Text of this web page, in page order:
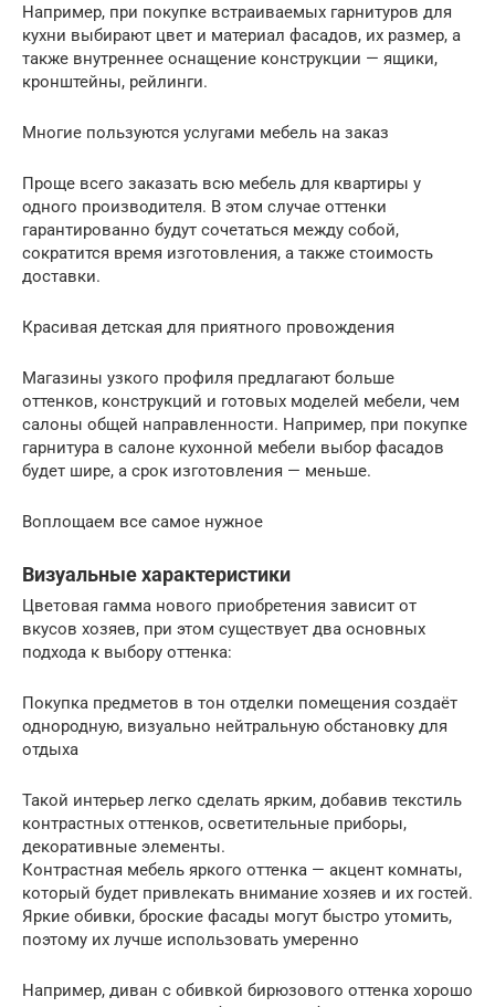
Например, при покупке встраиваемых гарнитуров для
кухни выбирают цвет и материал фасадов, их размер, а
также внутреннее оснащение конструкции — ящики,
кронштейны, рейлинги.
Многие пользуются услугами мебель на заказ
Проще всего заказать всю мебель для квартиры у
одного производителя. В этом случае оттенки
гарантированно будут сочетаться между собой,
сократится время изготовления, а также стоимость
доставки.
Красивая детская для приятного провождения
Магазины узкого профиля предлагают больше
оттенков, конструкций и готовых моделей мебели, чем
салоны общей направленности. Например, при покупке
гарнитура в салоне кухонной мебели выбор фасадов
будет шире, а срок изготовления — меньше.
Воплощаем все самое нужное
Визуальные характеристики
Цветовая гамма нового приобретения зависит от
вкусов хозяев, при этом существует два основных
подхода к выбору оттенка:
Покупка предметов в тон отделки помещения создаёт
однородную, визуально нейтральную обстановку для
отдыха
Такой интерьер легко сделать ярким, добавив текстиль
контрастных оттенков, осветительные приборы,
декоративные элементы.
Контрастная мебель яркого оттенка — акцент комнаты,
который будет привлекать внимание хозяев и их гостей.
Яркие обивки, броские фасады могут быстро утомить,
поэтому их лучше использовать умеренно
Например, диван с обивкой бирюзового оттенка хорошо